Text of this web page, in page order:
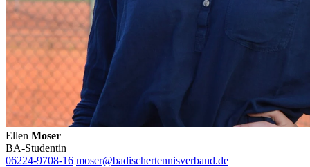
Ellen Moser
BA-Studentin
06224-9708-16 moser@badischertennisverband.de